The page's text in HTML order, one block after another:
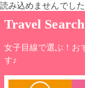
読み込めませんでした
Travel Search
女子目線で選ぶ！お
す♪